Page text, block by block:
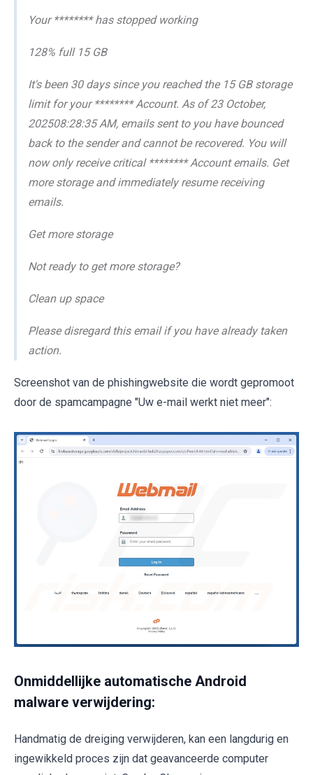
Your ******** has stopped working
128% full 15 GB
It's been 30 days since you reached the 15 GB storage
limit for your ******** Account. As of 23 October,
202508:28:35 AM, emails sent to you have bounced
back to the sender and cannot be recovered. You will
now only receive critical ******** Account emails. Get
more storage and immediately resume receiving
emails.
Get more storage
Not ready to get more storage?
Clean up space
Please disregard this email if you have already taken
action.
Screenshot van de phishingwebsite die wordt gepromoot
door de spamcampagne "Uw e-mail werkt niet meer":
Onmiddellijke automatische Android
malware verwijdering:
Handmatig de dreiging verwijderen, kan een langdurig en
ingewikkeld proces zijn dat geavanceerde computer